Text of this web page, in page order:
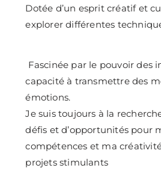
Dotée d’un esprit créatif et
explorer différentes
Fascinée par le pouvoir des
capacité à transmettre des
émotions.
Je suis toujours à la
défis et d’opportunités pour
compétences et ma
projets stimulants